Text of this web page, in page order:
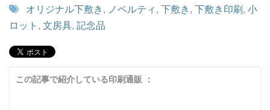
オリジナル下敷き , ノベルティ , 下敷き , 下敷き印刷 , 小
ロット , 文房具, 記念品
この記事で紹介している印刷通販 ：